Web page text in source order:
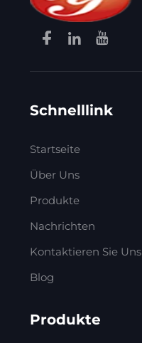
Schnelllink
Startseite
Über Uns
Produkte
Nachrichten
Kontaktieren Sie Uns
Blog
Produkte